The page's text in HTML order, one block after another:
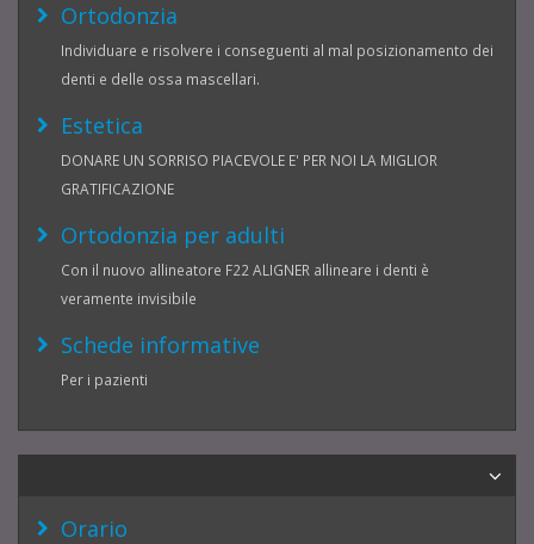
Ortodonzia
Individuare e risolvere i conseguenti al mal posizionamento dei
denti e delle ossa mascellari.
Estetica
DONARE UN SORRISO PIACEVOLE E' PER NOI LA MIGLIOR
GRATIFICAZIONE
Ortodonzia per adulti
Con il nuovo allineatore F22 ALIGNER allineare i denti è
veramente invisibile
Schede informative
Per i pazienti
Orario